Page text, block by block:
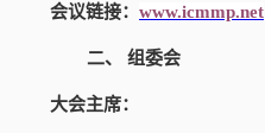
会议链接： www.icmmp.net
二、 组委会
大会主席：